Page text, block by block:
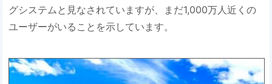
グシステムと見なされていますが、まだ1,000万人近くの
ユーザーがいることを示しています。